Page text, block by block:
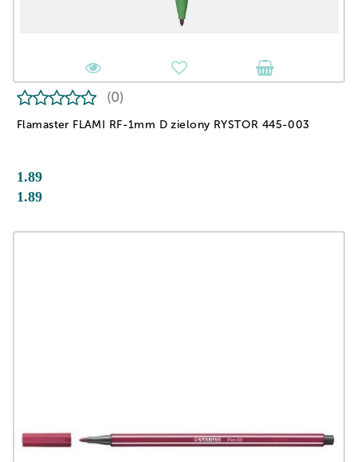
Flamaster FLAMI RF-1mm D zielony RYSTOR 445-003
(0)
1.89
1.89